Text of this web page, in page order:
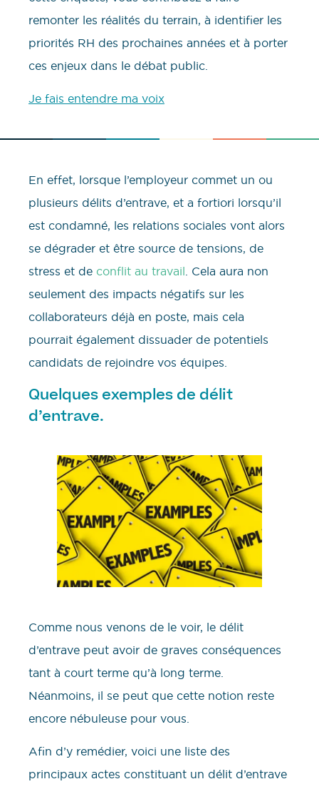
remonter les réalités du terrain, à identifier les
priorités RH des prochaines années et à porter
ces enjeux dans le débat public.
Je fais entendre ma voix
En effet, lorsque l’employeur commet un ou
plusieurs délits d’entrave, et a fortiori lorsqu’il
est condamné, les relations sociales vont alors
se dégrader et être source de tensions, de
stress et de conflit au travail . Cela aura non
seulement des impacts négatifs sur les
collaborateurs déjà en poste, mais cela
pourrait également dissuader de potentiels
candidats de rejoindre vos équipes.
Quelques exemples de délit
d’entrave.
Comme nous venons de le voir, le délit
d’entrave peut avoir de graves conséquences
tant à court terme qu’à long terme.
Néanmoins, il se peut que cette notion reste
encore nébuleuse pour vous.
Afin d’y remédier, voici une liste des
principaux actes constituant un délit d’entrave